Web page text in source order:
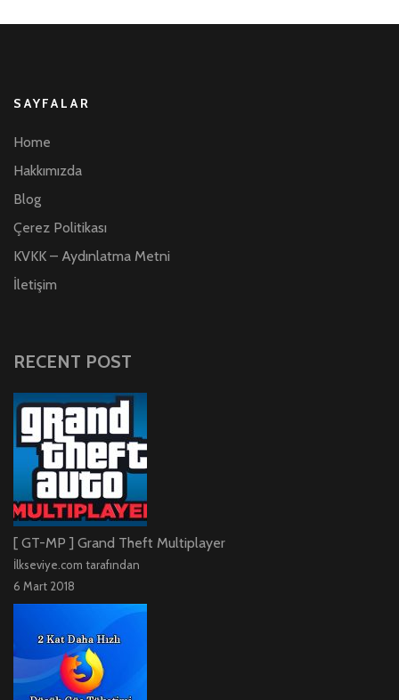
SAYFALAR
Home
Hakkımızda
Blog
Çerez Politikası
KVKK – Aydınlatma Metni
İletişim
RECENT POST
[ GT-MP ] Grand Theft Multiplayer
İlkseviye.com tarafından
6 Mart 2018